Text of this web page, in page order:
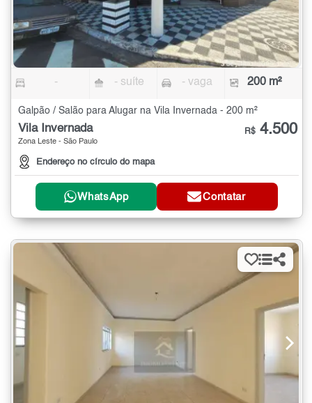
- - suíte - vaga 200 m²
Galpão / Salão para Alugar na Vila Invernada - 200 m²
Vila Invernada
Zona Leste - São Paulo
Endereço no círculo do mapa
R$ 4.500
WhatsApp Contatar